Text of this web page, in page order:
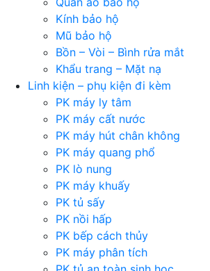
Kính bảo hộ
Mũ bảo hộ
Bồn – Vòi – Bình rửa mắt
Khẩu trang – Mặt nạ
Linh kiện – phụ kiện đi kèm
PK máy ly tâm
PK máy cất nước
PK máy hút chân không
PK máy quang phổ
PK lò nung
PK máy khuấy
PK tủ sấy
PK nồi hấp
PK bếp cách thủy
PK máy phân tích